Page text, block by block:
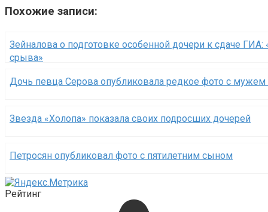
Похожие записи:
Зейналова о подготовке особенной дочери к сдаче ГИА:
срыва»
Дочь певца Серова опубликовала редкое фото с
Звезда «Холопа» показала своих подросших дочерей
Петросян опубликовал фото с пятилетним сыном
Рейтинг